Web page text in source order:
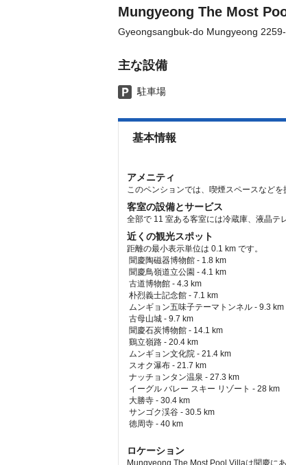
Mungyeong The Most
Gyeongsangbuk-do Mungyeong
主な設備
駐車場
基本情報
アメニティ
このペンションでは、喫煙スペースなどを
客室の設備とサービス
全部で 11 室ある客室には冷蔵庫、液晶テ
近くの観光スポット
距離の最小表示単位は 0.1 km です。
聞慶陶磁器博物館 - 1.8 km
聞慶鳥嶺道立公園 - 4.1 km
古道博物館 - 4.3 km
朴烈義士記念館 - 7.1 km
ムンギョン五味子テーマトンネル - 9.3 km
古母山城 - 9.7 km
聞慶石炭博物館 - 14.1 km
鷄立嶺路 - 20.4 km
ムンギョン文化院 - 21.4 km
スオク瀑布 - 21.7 km
ナッチョンタン温泉 - 27.3 km
イーグル バレー スキー リゾート - 28 km
大勝寺 - 30.4 km
サンゴク渓谷 - 30.5 km
徳周寺 - 40 km
ロケーション
Mungyeong The Most Pool Villaは聞慶に